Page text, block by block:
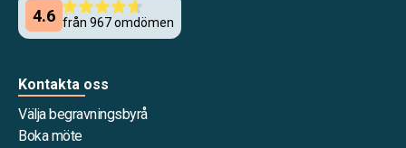
Kontakta oss
Välja begravningsbyrå
Boka möte